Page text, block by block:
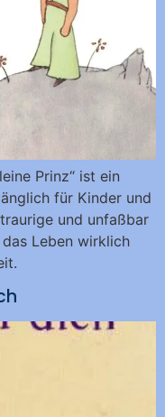
Prinz“ ist ein
für Kinder und
und unfaßbar
Leben wirklich